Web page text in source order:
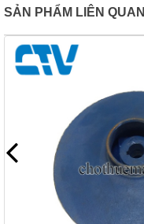
SẢN PHẨM LIÊN QUAN